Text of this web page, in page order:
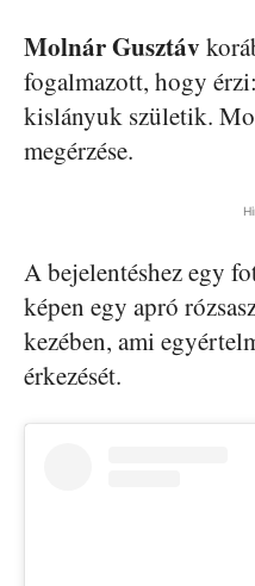
Molnár Gusztáv
fogalmazott, hogy érzi:
kislányuk születik.
megérzése.
A bejelentéshez egy
képen egy apró
kezében, ami
érkezését.